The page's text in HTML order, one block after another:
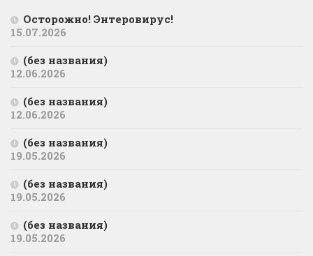
Осторожно! Энтеровирус!
15.07.2026
(без названия)
12.06.2026
(без названия)
12.06.2026
(без названия)
19.05.2026
(без названия)
19.05.2026
(без названия)
19.05.2026